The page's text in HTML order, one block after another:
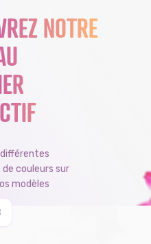
NOTRE
couleurs sur
modèles